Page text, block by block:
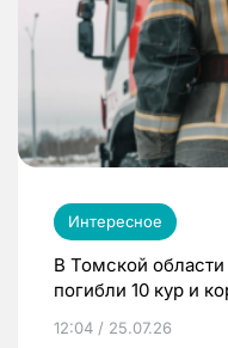
Интересное
В Томской
погибли 10 кур и
12:04 / 25.07.26